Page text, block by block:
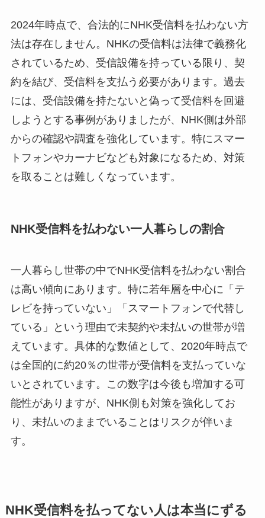
2024年時点で、合法的にNHK受信料を払わない方
法は存在しません。NHKの受信料は法律で義務化
されているため、受信設備を持っている限り、契
約を結び、受信料を支払う必要があります。過去
には、受信設備を持たないと偽って受信料を回避
しようとする事例がありましたが、NHK側は外部
からの確認や調査を強化しています。特にスマー
トフォンやカーナビなども対象になるため、対策
を取ることは難しくなっています。
NHK受信料を払わない一人暮らしの割合
一人暮らし世帯の中でNHK受信料を払わない割合
は高い傾向にあります。特に若年層を中心に「テ
レビを持っていない」「スマートフォンで代替し
ている」という理由で未契約や未払いの世帯が増
えています。具体的な数値として、2020年時点で
は全国的に約20％の世帯が受信料を支払っていな
いとされています。この数字は今後も増加する可
能性がありますが、NHK側も対策を強化してお
り、未払いのままでいることはリスクが伴いま
す。
NHK受信料を払ってない人は本当にずる